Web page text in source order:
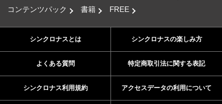
コンテンツパック
書籍 FREE
シンクロナスとは シンクロナスの楽しみ方
よくある質問 特定商取引法に関する表記
シンクロナス利用規約 アクセスデータの利用について